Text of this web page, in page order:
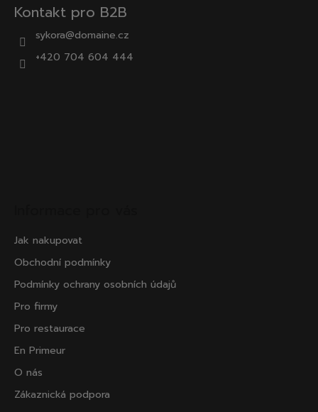
Kontakt pro B2B
sykora@domaine.cz
+420 704 604 444
Jak nakupovat
Obchodní podmínky
Podmínky ochrany osobních údajů
Pro firmy
Pro restaurace
En Primeur
O nás
Zákaznická podpora